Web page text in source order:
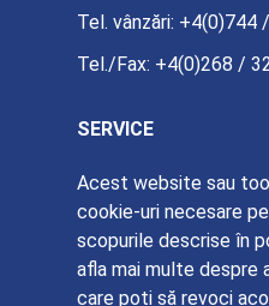
Tel. vânzări: +4(0)744
Tel./Fax: +4(0)268 /
SERVICE
E-mail:
Tel. service:+4(0)739
Acest website sau
cookie-uri necesare
scopurile descrise în
afla mai multe despre
care poți să revoci